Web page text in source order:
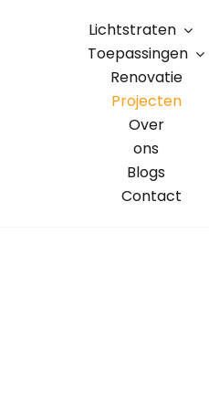
Lichtstraten
Toepassingen
Renovatie
Projecten
Over
ons
Blogs
Contact